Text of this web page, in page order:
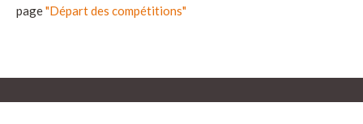
page"Départ des compétitions"